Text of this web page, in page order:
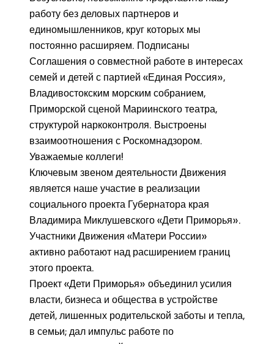
работу без деловых партнеров и
единомышленников, круг которых мы
постоянно расширяем. Подписаны
Соглашения о совместной работе в интересах
семей и детей с партией «Единая Россия»,
Владивостокским морским собранием,
Приморской сценой Мариинского театра,
структурой наркоконтроля. Выстроены
взаимоотношения с Роскомнадзором.
Уважаемые коллеги!
Ключевым звеном деятельности Движения
является наше участие в реализации
социального проекта Губернатора края
Владимира Миклушевского «Дети Приморья».
Участники Движения «Матери России»
активно работают над расширением границ
этого проекта.
Проект «Дети Приморья» объединил усилия
власти, бизнеса и общества в устройстве
детей, лишенных родительской заботы и тепла,
в семьи; дал импульс работе по